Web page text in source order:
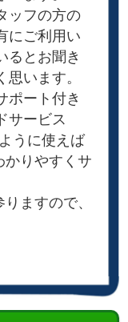
ッフの方の
にご利用い
るとお聞き
思います。
ポート付き
サービス
うに使えば
かりやすくサ
ますので、